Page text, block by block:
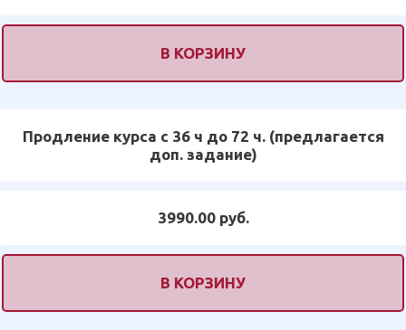
В КОРЗИНУ
Продление курса с 36 ч до 72 ч. (предлагается
доп. задание)
3990.00 руб.
В КОРЗИНУ